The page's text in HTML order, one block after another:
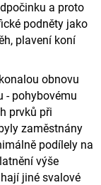
a proto
podněty jako
plavení koní
obnovu
- pohybovému
prvků při
zaměstnány
podílely na
výše
jiné svalové